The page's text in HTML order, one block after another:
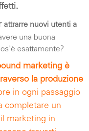
attrarre nuovi utenti a
una buona
esattamente?
marketing è
la produzione
in ogni passaggio
completare un
marketing in